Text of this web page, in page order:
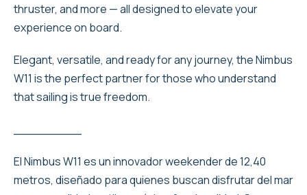
thruster, and more — all designed to elevate your
experience on board.
Elegant, versatile, and ready for any journey, the Nimbus
W11 is the perfect partner for those who understand
that sailing is true freedom.
El Nimbus W11 es un innovador weekender de 12,40
metros, diseñado para quienes buscan disfrutar del mar